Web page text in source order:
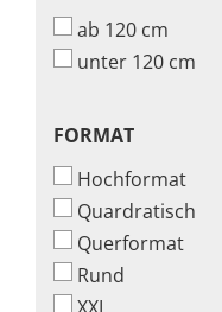
ab 120 cm
unter 120 cm
FORMAT
FORMAT
Hochformat
Quardratisch
Querformat
Rund